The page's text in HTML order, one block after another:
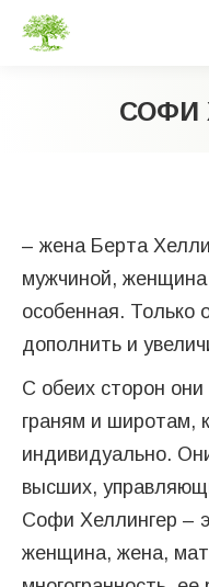
СОФИ
– жена Берта
мужчиной,
особенная. Только
дополнить и
С обеих сторон
граням и широтам,
индивидуально.
высших,
Софи Хеллингер –
женщина, жена,